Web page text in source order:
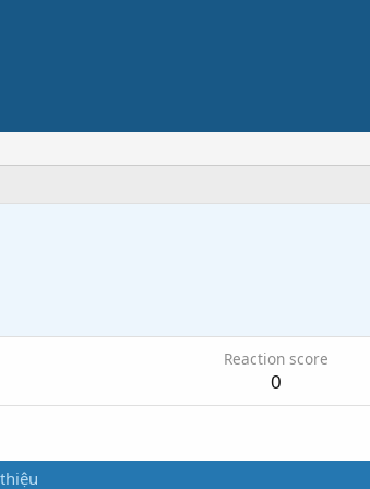
Reaction score
0